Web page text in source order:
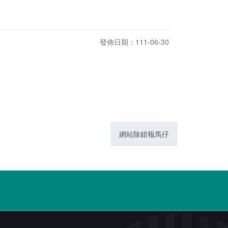
發佈日期：111-06-30
網站除錯報馬仔